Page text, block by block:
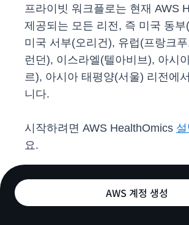
프라이빗 워크플로는 현재 AWS
제공되는 모든 리전, 즉 미국 동
미국 서부(오리건), 유럽(프랑크
런던), 이스라엘(텔아비브), 아시
르), 아시아 태평양(서울) 리전에
니다.
시작하려면 AWS HealthOmics 설
요.
AWS 계정 생성